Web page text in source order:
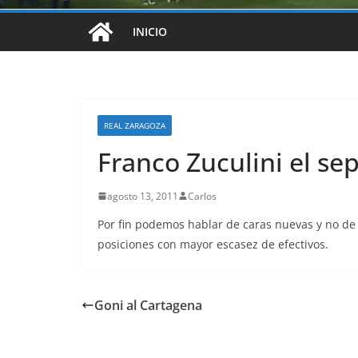
INICIO
REAL ZARAGOZA
Franco Zuculini el
agosto 13, 2011 Carlos
Por fin podemos hablar de caras nuevas y no
posiciones con mayor escasez de efectivos.
Goni al Cartagena